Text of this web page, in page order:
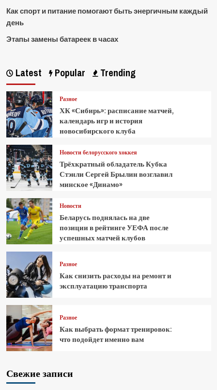
Как спорт и питание помогают быть энергичным каждый
день
Этапы замены батареек в часах
Latest Popular Trending
Разное
ХК «Сибирь»: расписание матчей,
календарь игр и история
новосибирского клуба
Новости белорусского хоккея
Трёхкратный обладатель Кубка
Стэнли Сергей Брылин возглавил
минское «Динамо»
Новости
Беларусь поднялась на две
позиции в рейтинге УЕФА после
успешных матчей клубов
Разное
Как снизить расходы на ремонт и
эксплуатацию транспорта
Разное
Как выбрать формат тренировок:
что подойдет именно вам
Свежие записи